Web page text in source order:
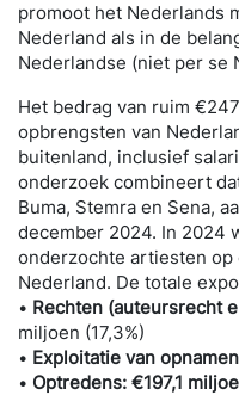
promoot het Nederlands
Nederland als in de
Nederlandse (niet per se
Het bedrag van ruim
opbrengsten van
buitenland, inclusief
onderzoek combineert
Buma, Stemra en Sena,
december 2024. In 2024
onderzochte artiesten
Nederland. De totale
• Rechten (auteursrecht
miljoen (17,3%)
• Exploitatie van opnamen
• Optredens: €197,1